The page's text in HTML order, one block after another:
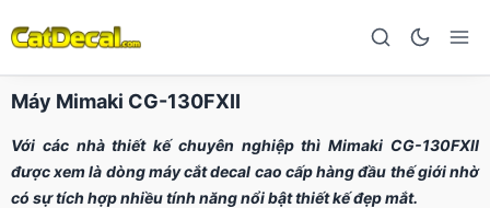
Máy Mimaki CG-130FXII
Với các nhà thiết kế chuyên nghiệp thì Mimaki CG-130FXII
được xem là dòng máy cắt decal cao cấp hàng đầu thế giới nhờ
có sự tích hợp nhiều tính năng nổi bật thiết kế đẹp mắt.